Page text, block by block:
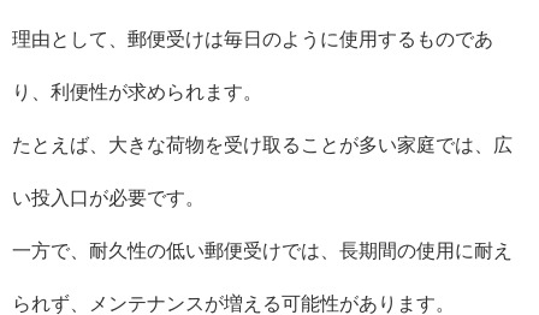
理由として、郵便受けは毎日のように使用するものであ
り、利便性が求められます。
たとえば、大きな荷物を受け取ることが多い家庭では、広
い投入口が必要です。
一方で、耐久性の低い郵便受けでは、長期間の使用に耐え
られず、メンテナンスが増える可能性があります。